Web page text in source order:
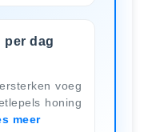
per dag
voeg
honing
meer